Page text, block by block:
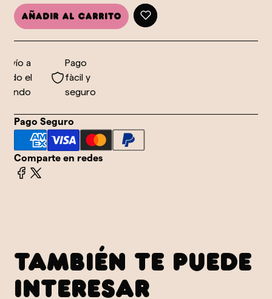
Añadir al carrito
a
el
Pago
fàcil y
seguro
Pago Seguro
Comparte en redes
TAMBIÉN TE PUEDE
INTERESAR